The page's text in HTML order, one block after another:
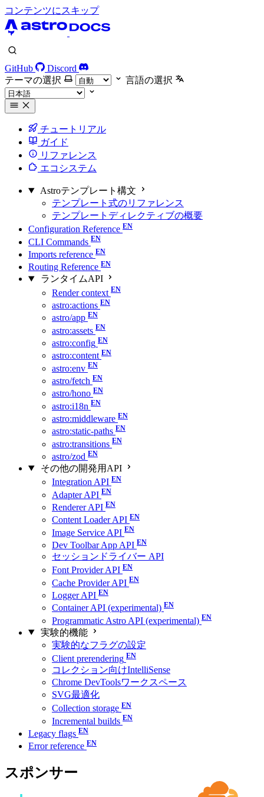
コンテンツにスキップ
GitHub
Discord
テーマの選択
言語の選択
チュートリアル
ガイド
リファレンス
エコシステム
Astroテンプレート構文
テンプレート式のリファレンス
テンプレートディレクティブの概要
Configuration Reference
CLI Commands
Imports reference
Routing Reference
ランタイムAPI
Render context
astro:actions
astro/app
astro:assets
astro:config
astro:content
astro:env
astro/fetch
astro/hono
astro:i18n
astro:middleware
astro:static-paths
astro:transitions
astro/zod
その他の開発用API
Integration API
Adapter API
Renderer API
Content Loader API
Image Service API
Dev Toolbar App API
セッションドライバー API
Font Provider API
Cache Provider API
Logger API
Container API (experimental)
Programmatic Astro API (experimental)
実験的機能
実験的なフラグの設定
Client prerendering
コレクション向けIntelliSense
Chrome DevToolsワークスペース
SVG最適化
Collection storage
Incremental builds
Legacy flags
Error reference
スポンサー